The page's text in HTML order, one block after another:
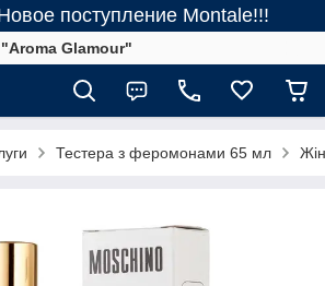
поступление Montale!!!
Glamour"
Тестера з феромонами 65 мл